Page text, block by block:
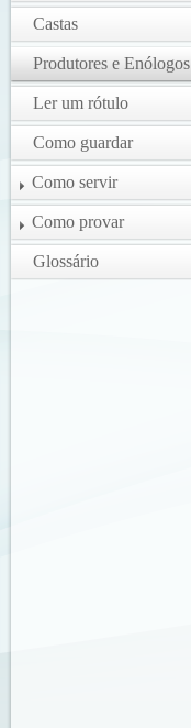
Castas
Produtores e Enólogos
Ler um rótulo
Como guardar
Como servir
Como provar
Glossário